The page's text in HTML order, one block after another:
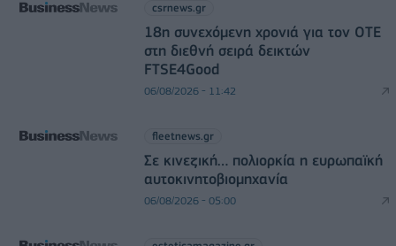
csrnews.gr
18η συνεχόμενη χρονιά για τον ΟΤΕ
στη διεθνή σειρά δεικτών
FTSE4Good
06/08/2026 - 11:42
fleetnews.gr
Σε κινεζική… πολιορκία η ευρωπαϊκή
αυτοκινητοβιομηχανία
06/08/2026 - 05:00